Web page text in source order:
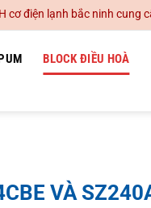
lạnh bắc ninh cung cấp
BLOCK ĐIỀU HOÀ
VÀ